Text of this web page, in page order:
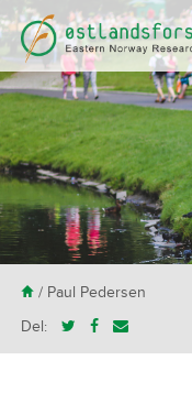
H/ Paul Pedersen
Del: